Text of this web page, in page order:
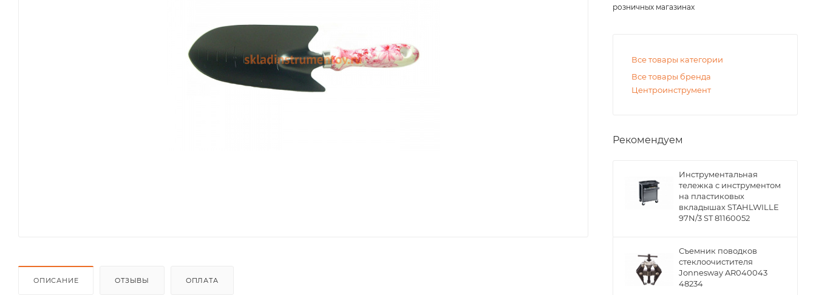
ОПИСАНИЕ ОТЗЫВЫ ОПЛАТА
розничных магазинах
Все товары категории
Все товары бренда
Центроинструмент
Рекомендуем
Инструментальная
тележка с инструментом
на пластиковых
вкладышах STAHLWILLE
97N/3 ST 81160052
Съемник поводков
стеклоочистителя
Jonnesway AR040043
48234